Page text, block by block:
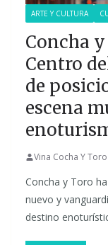
ARTE Y CULTURA
Concha
Centro
de
escena
Vina Cocha Y Toro
Concha y Toro
nuevo y
destino